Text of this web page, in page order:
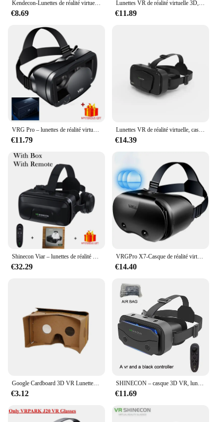
Kendecon-Lunettes de réalité virtuelle 3D, casque de réalité virtuelle, lentilles Viar, pour smartphone, téléphone portable intelligent avec contrôleur
€8.69
Lunettes VR de réalité virtuelle 3D, casque pour téléphone, lentilles, lunettes, formateur Viar, contrôleur de smartphones intelligents, visionneuse de jeux portables
€11.89
VRG Pro – lunettes de réalité virtuelle VR, dispositif de casque Viar 3D, lentilles intelligentes pour Smartphone avec contrôleur
€11.79
Lunettes VR de réalité virtuelle, casque 3D, lunettes VR pour TV, films, jeux vidéo, osophbale, iOS, smartphone Android
€14.39
Shinecon Viar – lunettes de réalité virtuelle 3D VR, casques d'écoute, pour Smartphones, téléphone avec contrôleurs
€32.29
VRGPro X7-Casque de réalité virtuelle 3D, lunettes VR 3D, casque pour Google Cardboard, mobile 5-7 "avec boîte d'origine
€14.40
Google Cardboard 3D VR Lunettes de Réalité Virtuelle pour Android ou Téléphone, Nouveau Modèle VR DIY Transformez votre Appareil en Grand Écran, 1Pc
€3.12
SHINECON – casque 3D VR, lunettes de réalité virtuelle, pour Google cardboard 5-7 pouces Mobile avec boîte d'origine
€11.69